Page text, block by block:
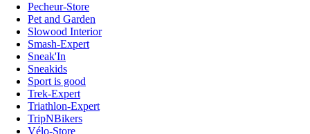
Pecheur-Store
Pet and Garden
Slowood Interior
Smash-Expert
Sneak'In
Sneakids
Sport is good
Trek-Expert
Triathlon-Expert
TripNBikers
Vélo-Store